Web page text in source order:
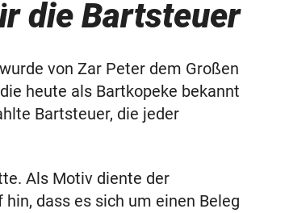
die Bartsteuer
von Zar Peter dem Großen
heute als Bartkopeke bekannt
Bartsteuer, die jeder
Als Motiv diente der
dass es sich um einen Beleg